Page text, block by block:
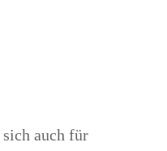
auch für